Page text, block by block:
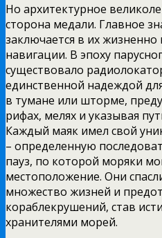
Но архитектурное
сторона медали. Главное
заключается в их
навигации. В эпоху
существовало
единственной надеждой
в тумане или шторме,
рифах, мелях и указывая
Каждый маяк имел свой
– определенную
пауз, по которой моряки
местоположение. Они
множество жизней и
кораблекрушений, став
хранителями морей.